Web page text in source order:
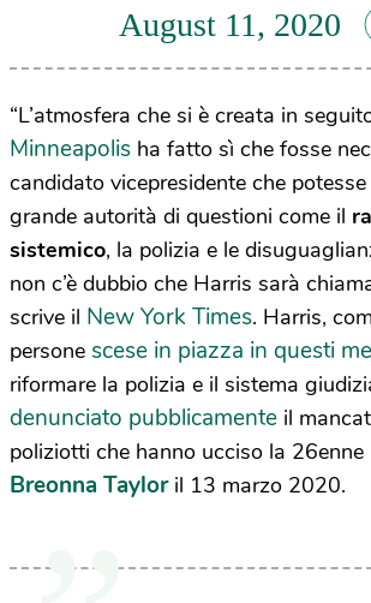
August 11, 2020
“L’atmosfera che si è creata in
Minneapolis ha fatto sì che fosse
candidato vicepresidente che
grande autorità di questioni come il
sistemico, la polizia e le
non c’è dubbio che Harris sarà
scrive il New York Times. Harris,
persone scese in piazza in questi
riformare la polizia e il sistema
denunciato pubblicamente il
poliziotti che hanno ucciso la
Breonna Tayloril 13 marzo 2020.